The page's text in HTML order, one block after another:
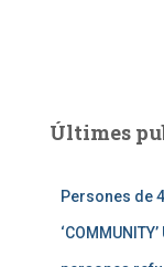
Últimes
Persones de